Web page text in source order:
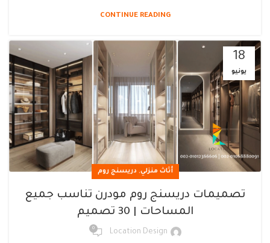
CONTINUE READING
18
يونيو
أثاث منزلي, دريسنج روم
تصميمات دريسنج روم مودرن تناسب جميع
المساحات | 30 تصميم
Location Design
0